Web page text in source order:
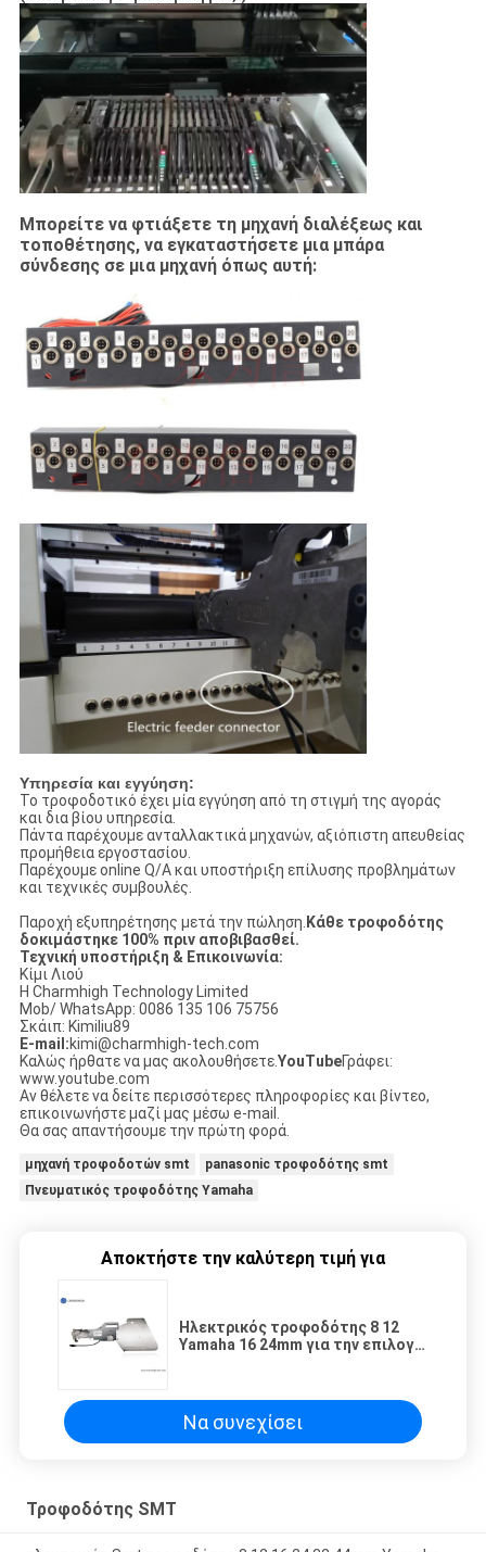
Μπορείτε να φτιάξετε τη μηχανή διαλέξεως και
τοποθέτησης, να εγκαταστήσετε μια μπάρα
σύνδεσης σε μια μηχανή όπως αυτή:
Υπηρεσία και εγγύηση:
Το τροφοδοτικό έχει μία εγγύηση από τη στιγμή της αγοράς
και δια βίου υπηρεσία.
Πάντα παρέχουμε ανταλλακτικά μηχανών, αξιόπιστη απευθείας
προμήθεια εργοστασίου.
Παρέχουμε online Q/A και υποστήριξη επίλυσης προβλημάτων
και τεχνικές συμβουλές.
Παροχή εξυπηρέτησης μετά την πώληση. Κάθε τροφοδότης
δοκιμάστηκε 100% πριν αποβιβασθεί.
Τεχνική υποστήριξη & Επικοινωνία:
Κίμι Λιού
Η Charmhigh Technology Limited
Mob/ WhatsApp: 0086 135 106 75756
Σκάιπ: Kimiliu89
E-mail:kimi@charmhigh-tech.com
Καλώς ήρθατε να μας ακολουθήσετε.YouTubeΓράφει:
www.youtube.com
Αν θέλετε να δείτε περισσότερες πληροφορίες και βίντεο,
επικοινωνήστε μαζί μας μέσω e-mail.
Θα σας απαντήσουμε την πρώτη φορά.
μηχανή τροφοδοτών smt
panasonic τροφοδότης smt
Πνευματικός τροφοδότης Yamaha
Αποκτήστε την καλύτερη τιμή για
Ηλεκτρικός τροφοδότης 8 12
Yamaha 16 24mm για την επιλογή
Να συνεχίσει
Τροφοδότης SMT